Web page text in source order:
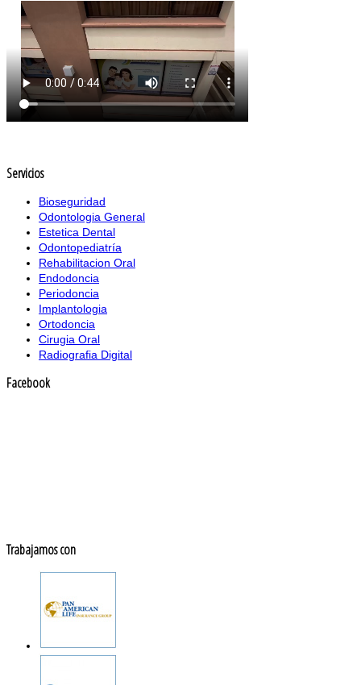
Servicios
Bioseguridad
Odontologia General
Estetica Dental
Odontopediatría
Rehabilitacion Oral
Endodoncia
Periodoncia
Implantologia
Ortodoncia
Cirugia Oral
Radiografia Digital
Facebook
Trabajamos con